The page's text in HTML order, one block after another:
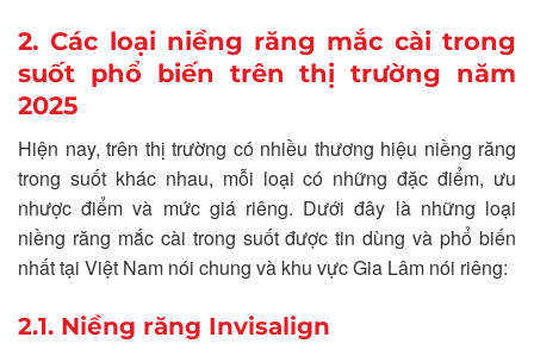
2. Các loại niềng răng mắc cài trong
suốt phổ biến trên thị trường năm
2025
Hiện nay, trên thị trường có nhiều thương hiệu niềng răng
trong suốt khác nhau, mỗi loại có những đặc điểm, ưu
nhược điểm và mức giá riêng. Dưới đây là những loại
niềng răng mắc cài trong suốt được tin dùng và phổ biến
nhất tại Việt Nam nói chung và khu vực Gia Lâm nói riêng:
2.1. Niềng răng Invisalign